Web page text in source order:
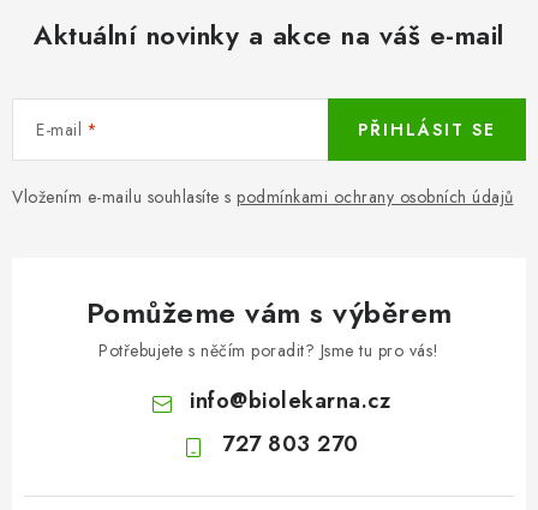
Aktuální novinky a akce na váš e-mail
E-mail
Vložením e-mailu souhlasíte s podmínkami ochrany osobních údajů
PŘIHLÁSIT SE
Pomůžeme vám s výběrem
Potřebujete s něčím poradit? Jsme tu pro vás!
info@biolekarna.cz
727 803 270